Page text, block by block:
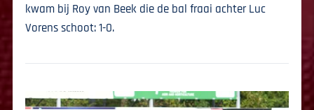
kwam bij Roy van Beek die de bal fraai achter Luc
Vorens schoot: 1-0.